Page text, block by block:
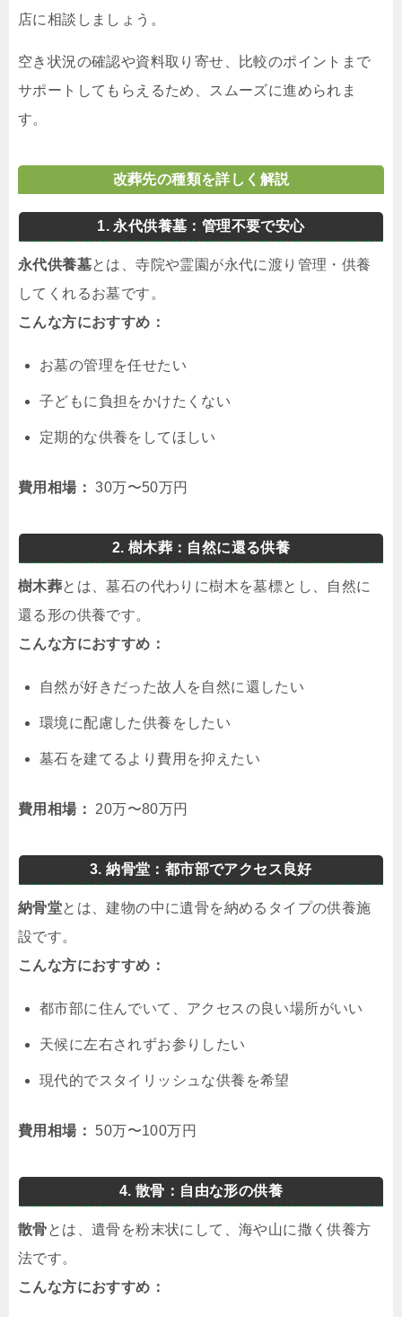
店に相談しましょう。
空き状況の確認や資料取り寄せ、比較のポイントまで
サポートしてもらえるため、スムーズに進められま
す。
改葬先の種類を詳しく解説
1. 永代供養墓：管理不要で安心
永代供養墓とは、寺院や霊園が永代に渡り管理・供養
してくれるお墓です。
こんな方におすすめ：
お墓の管理を任せたい
子どもに負担をかけたくない
定期的な供養をしてほしい
費用相場： 30万〜50万円
2. 樹木葬：自然に還る供養
樹木葬とは、墓石の代わりに樹木を墓標とし、自然に
還る形の供養です。
こんな方におすすめ：
自然が好きだった故人を自然に還したい
環境に配慮した供養をしたい
墓石を建てるより費用を抑えたい
費用相場： 20万〜80万円
3. 納骨堂：都市部でアクセス良好
納骨堂とは、建物の中に遺骨を納めるタイプの供養施
設です。
こんな方におすすめ：
都市部に住んでいて、アクセスの良い場所がいい
天候に左右されずお参りしたい
現代的でスタイリッシュな供養を希望
費用相場： 50万〜100万円
4. 散骨：自由な形の供養
散骨とは、遺骨を粉末状にして、海や山に撒く供養方
法です。
こんな方におすすめ：